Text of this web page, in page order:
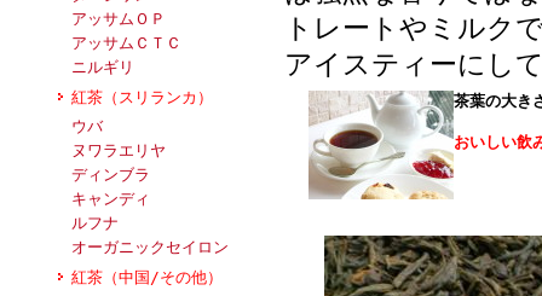
アッサムＯＰ
アッサムＣＴＣ
ニルギリ
紅茶（スリランカ）
ウバ
ヌワラエリヤ
ディンブラ
キャンディ
ルフナ
オーガニックセイロン
紅茶（中国/その他）
トレートやミルク
アイスティーにし
茶葉の大き
おいしい飲